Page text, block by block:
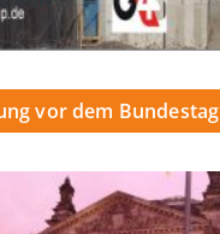
vor dem Bundestag